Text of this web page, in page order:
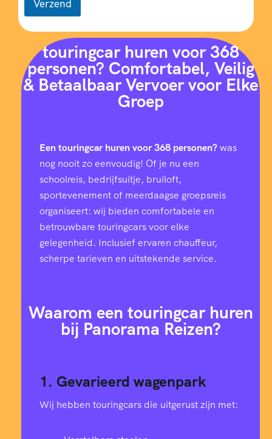
Verzend
touringcar huren voor 368
personen? Comfortabel, Veilig
& Betaalbaar Vervoer voor Elke
Groep
Een touringcar huren voor 368 personen?was
nog nooit zo eenvoudig! Of je nu een
schoolreis, bedrijfsuitje, bruiloft,
sportevenement of meerdaagse groepsreis
organiseert: wij bieden comfortabele en
betrouwbare touringcars voor elke
gelegenheid. Inclusief ervaren chauffeur,
scherpe tarieven en uitstekende service.
Waarom een touringcar huren
bij Panorama Reizen?
1. Gevarieerd wagenpark
Wij hebben touringcars die uitgerust zijn met: